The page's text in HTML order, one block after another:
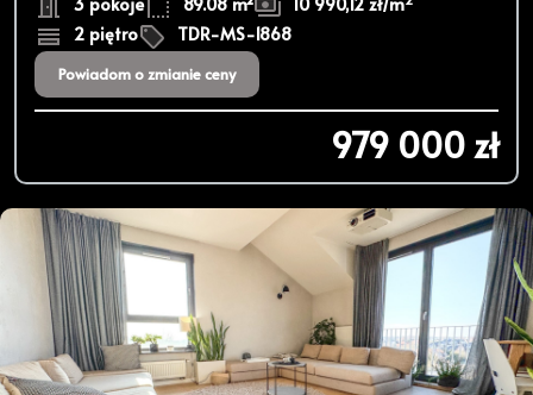
2 piętro TDR-MS-1868
Powiadom o zmianie ceny
979 000 zł